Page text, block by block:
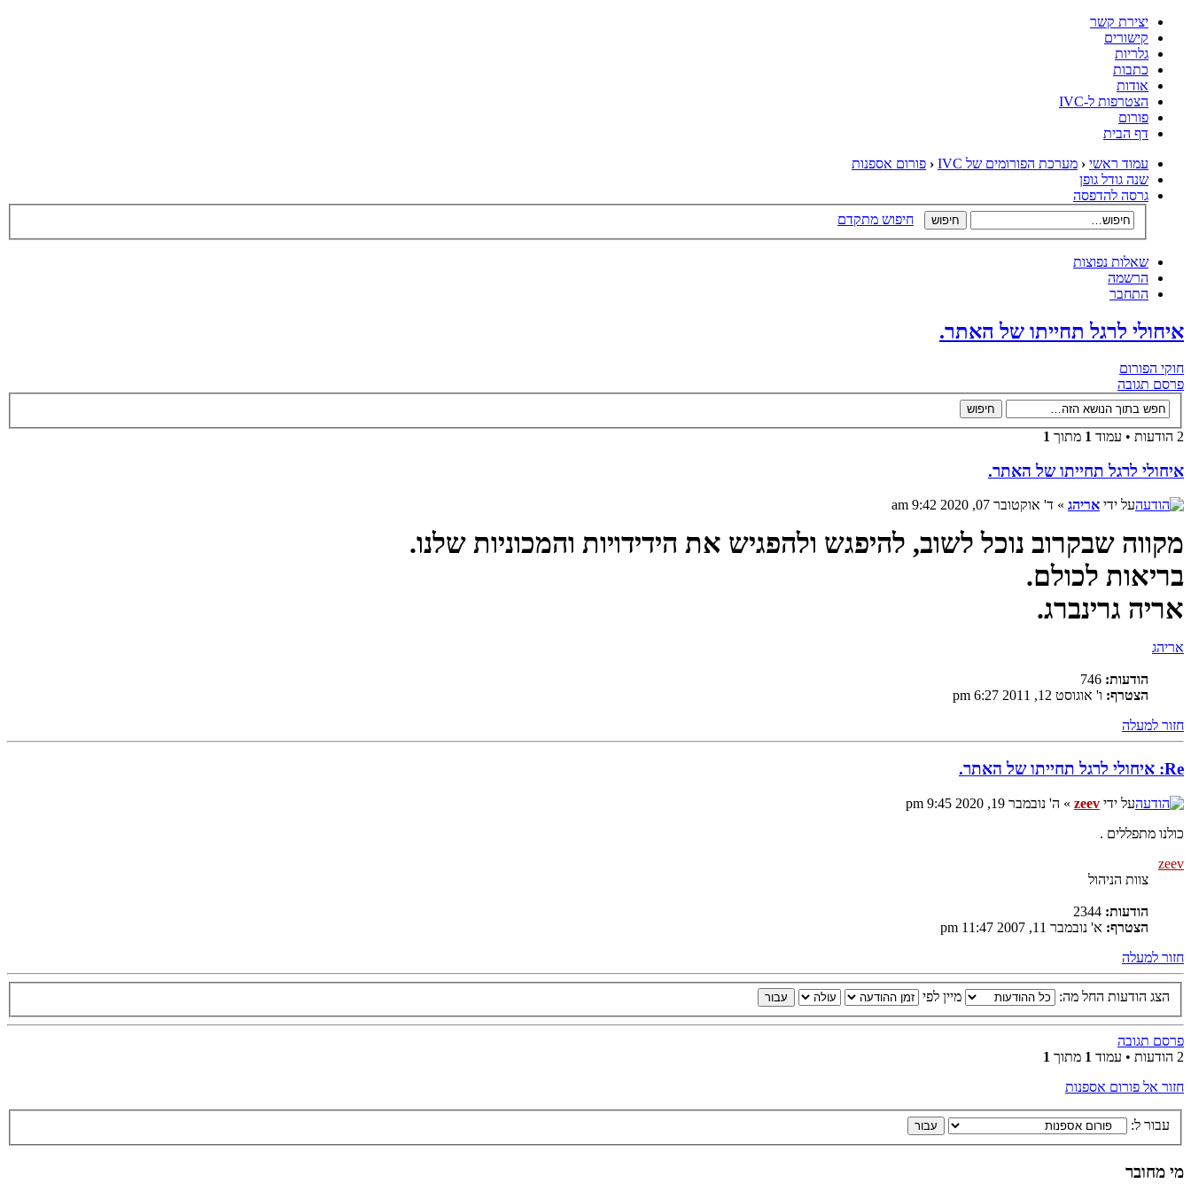
יצירת קשר
קישורים
גלריות
כתבות
אודות
הצטרפות ל-IVC
פורום
דף הבית
עמוד ראשי ‹ מערכת הפורומים של IVC ‹ פורום אספנות
שנה גודל גופן
גרסה להדפסה
חיפוש מתקדם
שאלות נפוצות
הרשמה
התחבר
איחולי לרגל תחייתו של האתר.
חוקי הפורום
פרסם תגובה
2 הודעות • עמוד 1 מתוך 1
איחולי לרגל תחייתו של האתר.
על ידי אריהג » ד' אוקטובר 07, 2020 9:42 am
מקווה שבקרוב נוכל לשוב, להיפגש ולהפגיש את הידידויות והמכוניות שלנו.
בריאות לכולם.
אריה גרינברג.
אריהג
הודעות:
הצטרף: ו' אוגוסט 12, 2011 6:27 pm
חזור למעלה
Re: איחולי לרגל תחייתו של האתר.
על ידי zeev » ה' נובמבר 19, 2020 9:45 pm
כולנו מתפללים .
zeev
צוות הניהול
הודעות:
הצטרף: א' נובמבר 11, 2007 11:47 pm
חזור למעלה
הצג הודעות החל מה: מיין לפי
פרסם תגובה
2 הודעות • עמוד
1 מתוך 1
חזור אל פורום אספנות
עבור ל:
מי מחובר